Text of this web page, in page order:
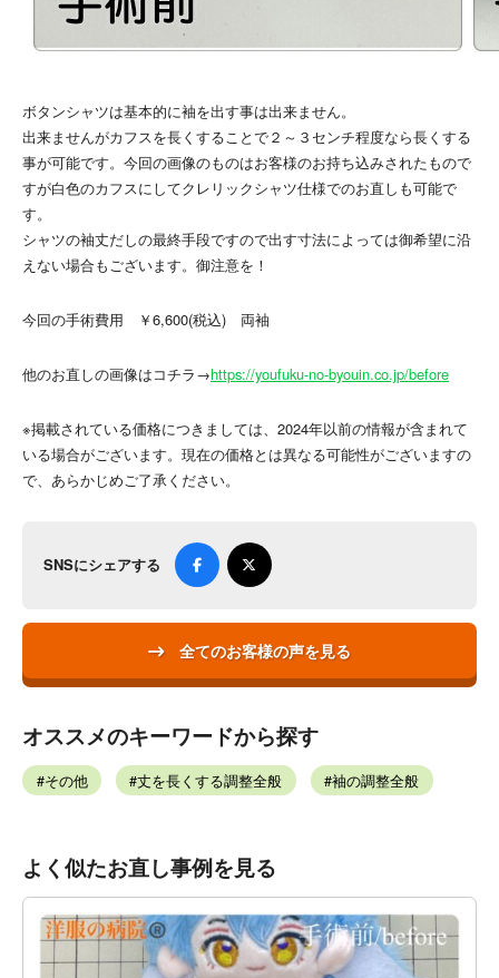
ボタンシャツは基本的に袖を出す事は出来ません。
出来ませんがカフスを長くすることで２～３センチ程度なら長くする
事が可能です。今回の画像のものはお客様のお持ち込みされたもので
すが白色のカフスにしてクレリックシャツ仕様でのお直しも可能で
す。
シャツの袖丈だしの最終手段ですので出す寸法によっては御希望に沿
えない場合もございます。御注意を！
今回の手術費用 ￥6,600(税込) 両袖
他のお直しの画像はコチラ→https://youfuku-no-byouin.co.jp/before
※掲載されている価格につきましては、2024年以前の情報が含まれて
いる場合がございます。現在の価格とは異なる可能性がございますの
で、あらかじめご了承ください。
SNSにシェアする
全てのお客様の声を見る
オススメのキーワードから探す
その他 丈を長くする調整全般 袖の調整全般
よく似たお直し事例を見る